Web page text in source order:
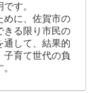
す。
めに、佐賀市の
きる限り市民の
通して、結果的
子育て世代の負